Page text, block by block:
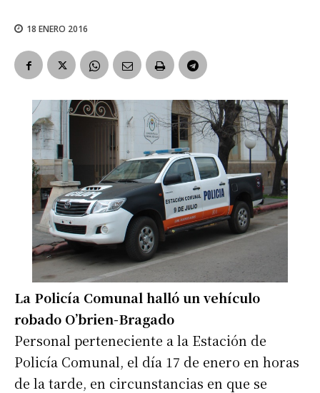
18 ENERO 2016
La Policía Comunal halló un vehículo
robado O’brien-Bragado
Personal perteneciente a la Estación de
Policía Comunal, el día 17 de enero en horas
de la tarde, en circunstancias en que se